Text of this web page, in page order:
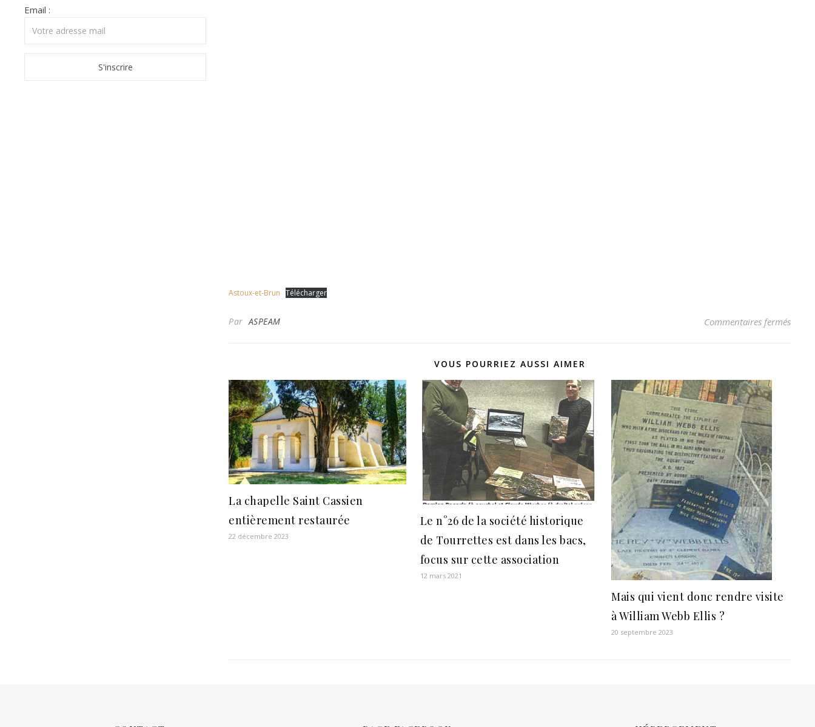
Email :
Astoux-et-Brun Télécharger
ParASPEAM Commentaires ferméssur
VOUS POURRIEZ AUSSI AIMER
La chapelle Saint Cassien
entièrement restaurée
22 décembre 2023
Le n°26 de la société historique
de Tourrettes est dans les bacs,
focus sur cette association
12 mars 2021
Mais qui vient donc rendre visite
à William Webb Ellis ?
20 septembre 2023